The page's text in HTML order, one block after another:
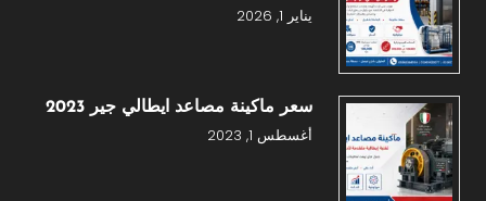
يناير 1, 2026
سعر ماكينة مصاعد ايطالي جير 2023
أغسطس 1, 2023